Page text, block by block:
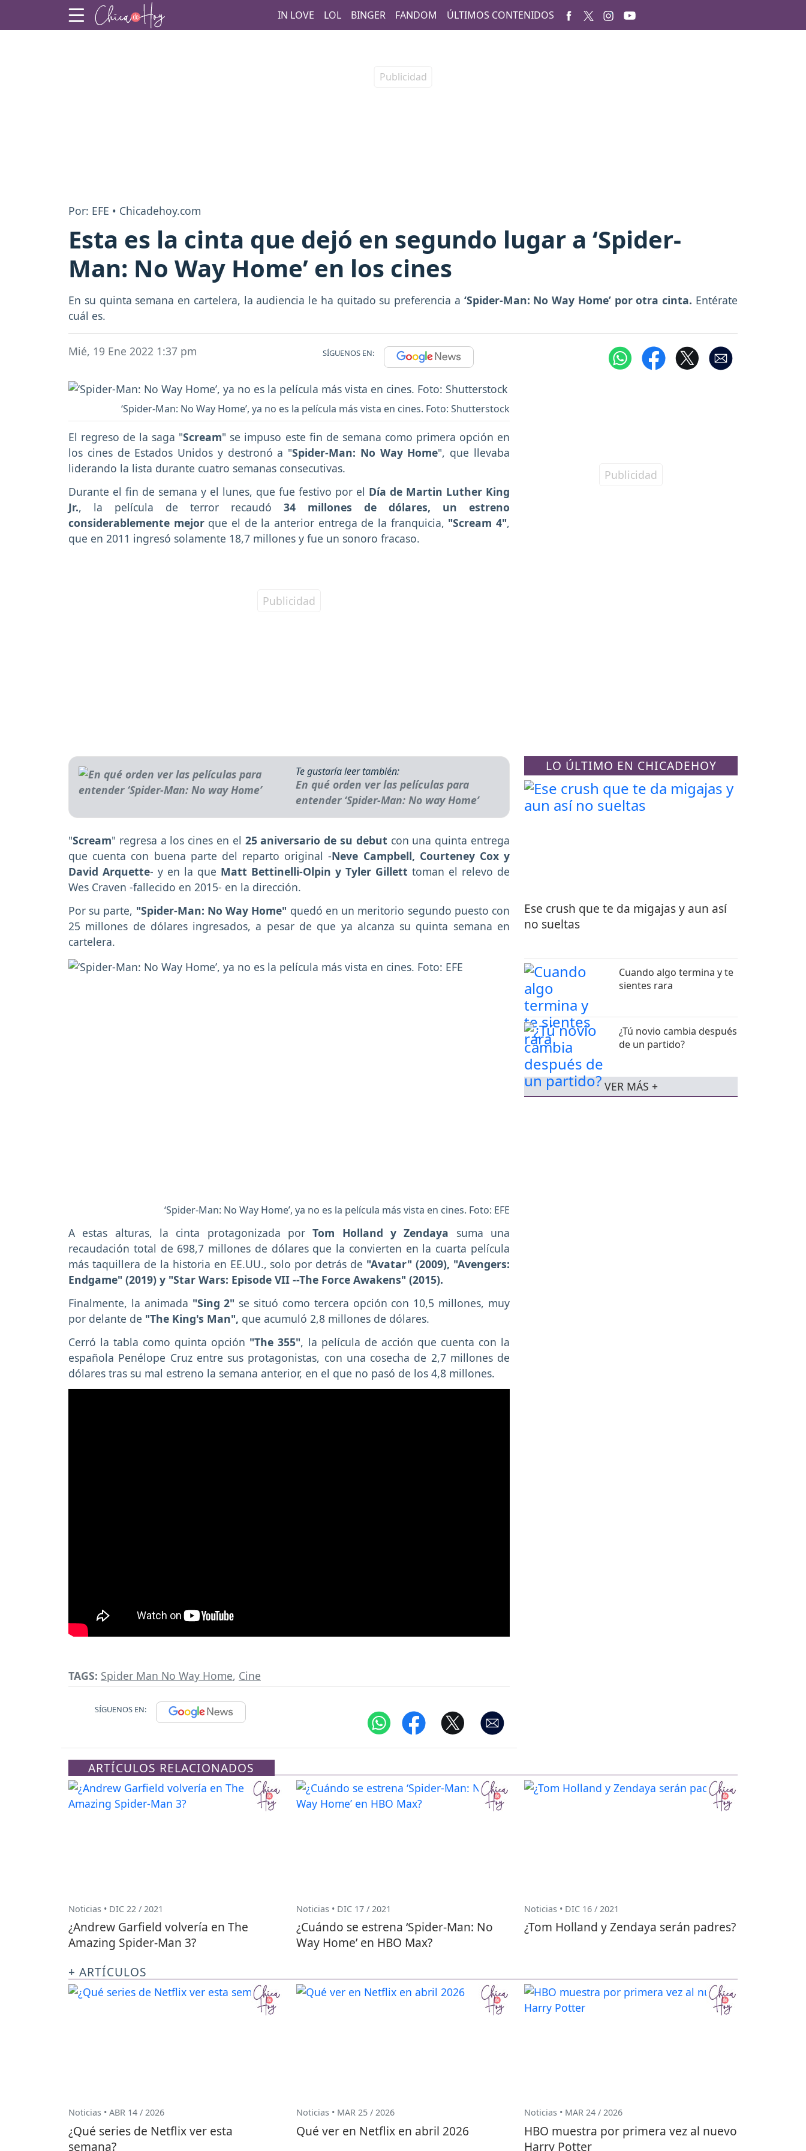
IN LOVE LOL BINGER FANDOM ÚLTIMOS CONTENIDOS
Por: EFE • Chicadehoy.com
Esta es la cinta que dejó en segundo lugar a ‘Spider-
Man: No Way Home’ en los cines
En su quinta semana en cartelera, la audiencia le ha quitado su preferencia a ‘Spider-Man: No Way Home’ por otra cinta. Entérate
cuál es.
Mié, 19 Ene 2022 1:37 pm SÍGUENOS EN:
‘Spider-Man: No Way Home’, ya no es la película más vista en cines. Foto: Shutterstock
El regreso de la saga "Scream" se impuso este fin de semana como primera opción en
los cines de Estados Unidos y destronó a "Spider-Man: No Way Home", que llevaba
liderando la lista durante cuatro semanas consecutivas.
Durante el fin de semana y el lunes, que fue festivo por el Día de Martin Luther King
Jr., la película de terror recaudó 34 millones de dólares, un estreno
considerablemente mejor que el de la anterior entrega de la franquicia, "Scream 4",
que en 2011 ingresó solamente 18,7 millones y fue un sonoro fracaso.
Te gustaría leer también:
En qué orden ver las películas para
entender ‘Spider-Man: No way Home’
"Scream" regresa a los cines en el 25 aniversario de su debut con una quinta entrega
que cuenta con buena parte del reparto original -Neve Campbell, Courteney Cox y
David Arquette- y en la que Matt Bettinelli-Olpin y Tyler Gillett toman el relevo de
Wes Craven -fallecido en 2015- en la dirección.
Por su parte, "Spider-Man: No Way Home" quedó en un meritorio segundo puesto con
25 millones de dólares ingresados, a pesar de que ya alcanza su quinta semana en
cartelera.
‘Spider-Man: No Way Home’, ya no es la película más vista en cines. Foto: EFE
A estas alturas, la cinta protagonizada porTom Holland y Zendaya suma una
recaudación total de 698,7 millones de dólares que la convierten en la cuarta película
más taquillera de la historia en EE.UU., solo por detrás de "Avatar" (2009), "Avengers:
Endgame" (2019) y "Star Wars: Episode VII --The Force Awakens" (2015).
Finalmente, la animada "Sing 2" se situó como tercera opción con 10,5 millones, muy
por delante de "The King's Man", que acumuló 2,8 millones de dólares.
Cerró la tabla como quinta opción "The 355", la película de acción que cuenta con la
española Penélope Cruz entre sus protagonistas, con una cosecha de 2,7 millones de
dólares tras su mal estreno la semana anterior, en el que no pasó de los 4,8 millones.
TAGS: Spider Man No Way Home, Cine
SÍGUENOS EN:
LO ÚLTIMO EN CHICADEHOY
Ese crush que te da migajas y aun así
no sueltas
Cuando algo termina y te
sientes rara
¿Tú novio cambia después
de un partido?
VER MÁS +
ARTÍCULOS RELACIONADOS
Noticias • DIC 22 / 2021
¿Andrew Garfield volvería en The
Amazing Spider-Man 3?
Noticias • DIC 17 / 2021
¿Cuándo se estrena ‘Spider-Man: No
Way Home’ en HBO Max?
Noticias • DIC 16 / 2021
¿Tom Holland y Zendaya serán padres?
+ ARTÍCULOS
Noticias • ABR 14 / 2026
¿Qué series de Netflix ver esta
semana?
Noticias • MAR 25 / 2026
Qué ver en Netflix en abril 2026
Noticias • MAR 24 / 2026
HBO muestra por primera vez al nuevo
Harry Potter